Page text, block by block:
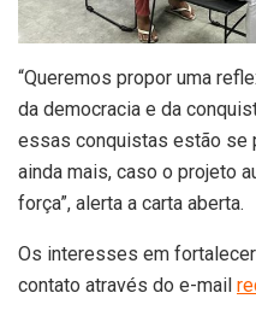
“Queremos propor uma
da democracia e da
essas conquistas estão se
ainda mais, caso o projeto
força”, alerta a carta aberta.
Os interesses em
contato através do e-mail